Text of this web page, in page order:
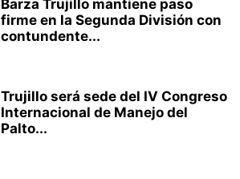
Barza Trujillo mantiene paso
firme en la Segunda División con
contundente...
Trujillo será sede del IV Congreso
Internacional de Manejo del
Palto...